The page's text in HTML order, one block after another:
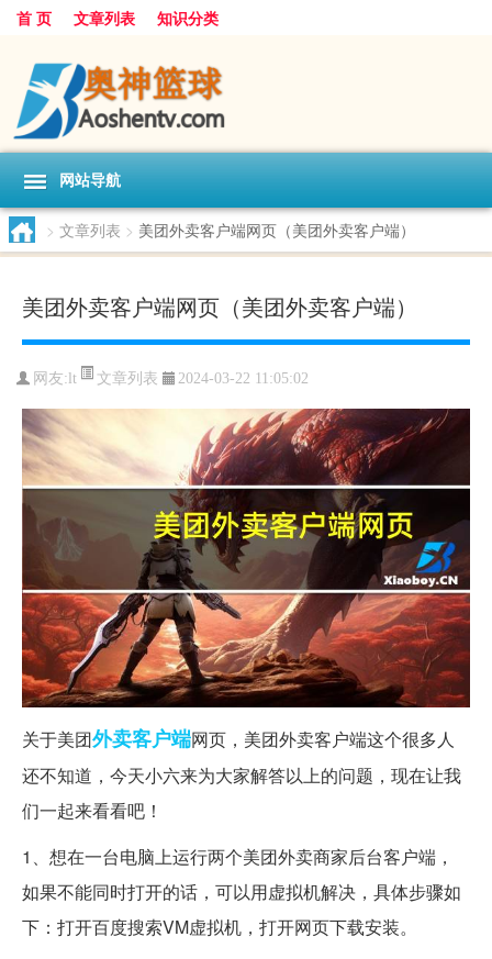
首 页 文章列表 知识分类
网站导航
> 文章列表 > 美团外卖客户端网页（美团外卖客户端）
美团外卖客户端网页（美团外卖客户端）
网友:lt 文章列表 2024-03-22 11:05:02
关于美团外卖客户端网页，美团外卖客户端这个很多人
还不知道，今天小六来为大家解答以上的问题，现在让我
们一起来看看吧！
1、想在一台电脑上运行两个美团外卖商家后台客户端，
如果不能同时打开的话，可以用虚拟机解决，具体步骤如
下：打开百度搜索VM虚拟机，打开网页下载安装。